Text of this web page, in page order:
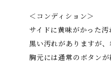
＜コンディション＞
サイドに黄味がかった
黒い汚れがありますが、
胸元には通常のボタンが